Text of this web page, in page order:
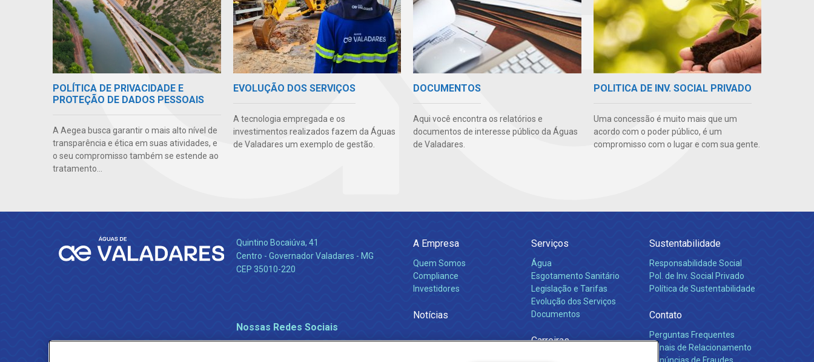
POLÍTICA DE PRIVACIDADE E
PROTEÇÃO DE DADOS PESSOAIS
A Aegea busca garantir o mais alto nível de
transparência e ética em suas atividades, e
o seu compromisso também se estende ao
tratamento...
EVOLUÇÃO DOS SERVIÇOS
A tecnologia empregada e os
investimentos realizados fazem da Águas
de Valadares um exemplo de gestão.
DOCUMENTOS
Aqui você encontra os relatórios e
documentos de interesse público da Águas
de Valadares.
POLITICA DE INV. SOCIAL PRIVADO
Uma concessão é muito mais que um
acordo com o poder público, é um
compromisso com o lugar e com sua gente.
Quintino Bocaiúva, 41
Centro - Governador Valadares - MG
CEP 35010-220
Nossas Redes Sociais
A Empresa
Quem Somos
Compliance
Investidores
Notícias
Serviços
Água
Esgotamento Sanitário
Legislação e Tarifas
Evolução dos Serviços
Documentos
Carreiras
Sustentabilidade
Responsabilidade Social
Pol. de Inv. Social Privado
Política de Sustentabilidade
Contato
Perguntas Frequentes
Canais de Relacionamento